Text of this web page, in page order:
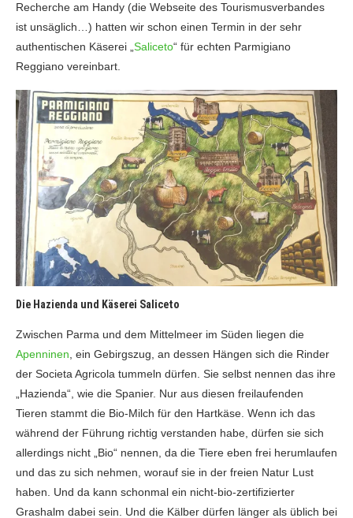
Recherche am Handy (die Webseite des Tourismusverbandes
ist unsäglich…) hatten wir schon einen Termin in der sehr
authentischen Käserei „Saliceto“ für echten Parmigiano
Reggiano vereinbart.
Die Hazienda und Käserei Saliceto
Zwischen Parma und dem Mittelmeer im Süden liegen die
Apenninen , ein Gebirgszug, an dessen Hängen sich die Rinder
der Societa Agricola tummeln dürfen. Sie selbst nennen das ihre
„Hazienda“, wie die Spanier. Nur aus diesen freilaufenden
Tieren stammt die Bio-Milch für den Hartkäse. Wenn ich das
während der Führung richtig verstanden habe, dürfen sie sich
allerdings nicht „Bio“ nennen, da die Tiere eben frei herumlaufen
und das zu sich nehmen, worauf sie in der freien Natur Lust
haben. Und da kann schonmal ein nicht-bio-zertifizierter
Grashalm dabei sein. Und die Kälber dürfen länger als üblich bei